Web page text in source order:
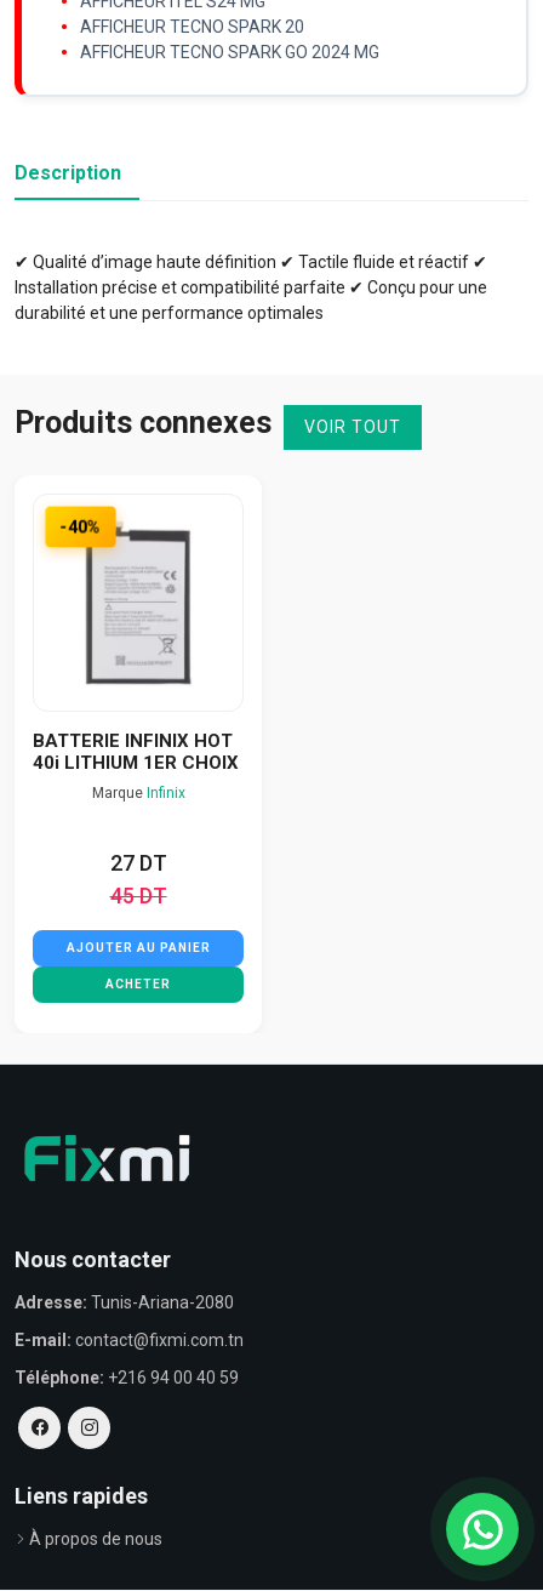
AFFICHEUR TECNO SPARK 20
AFFICHEUR TECNO SPARK GO 2024 MG
Description
✔ Qualité d’image haute définition ✔ Tactile fluide et réactif ✔
Installation précise et compatibilité parfaite ✔ Conçu pour une
durabilité et une performance optimales
Produits connexes VOIR TOUT
-40%
BATTERIE INFINIX HOT
40i LITHIUM 1ER CHOIX
Marque Infinix
27 DT
45 DT
AJOUTER AU PANIER
ACHETER
Nous contacter
Adresse: Tunis-Ariana-2080
E-mail: contact@fixmi.com.tn
Téléphone: +216 94 00 40 59
Liens rapides
À propos de nous